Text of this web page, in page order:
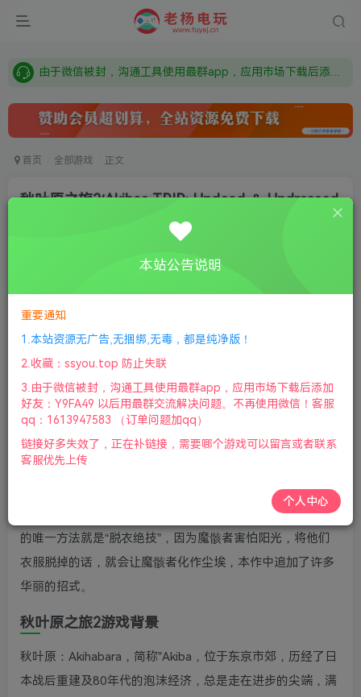
需要什么游戏请联系客服，若链接失效请联系客服，百度网盘边上的激活码也是解压密码
由于微信被封，沟通工具使用最群app，应用市场下载后添加好友：Y9FA49 以后用最群交流解决问题。不再使用微信！
首页 全部游戏 正文
秋叶原之旅2/Akibas TRIP: Undead ＆ Undressed
①下载安装教程 ②下载安装视频教程 ③ 游戏运行
版本：导演剪辑版|容量5GB|官方繁体中文|支持键盘.鼠标.手
柄|+DLCs|2023年08月05号更新
游戏介绍
秋叶原之旅2是一款以写实描写的秋叶原为舞台的动作冒险
游戏，忠实地再现出秋叶原的街景。玩家可以选择一位角色
成为自己助手，和主角一起行动，根据助手选择不同，故事
内容会发生变化，在秋叶原袭击路人的魔骸者，将他们消灭
的唯一方法就是“脱衣绝技”，因为魔骸者害怕阳光，将他们
衣服脱掉的话，就会让魔骸者化作尘埃，本作中追加了许多
华丽的招式。
秋叶原之旅2游戏背景
秋叶原：Akihabara，简称”Akiba，位于东京市郊，历经了日
本战后重建及80年代的泡沫经济，总是走在进步的尖端，满
本站公告说明
重要通知
1.本站资源无广告,无捆绑,无毒，都是纯净版！
2.收藏：ssyou.top 防止失联
3.由于微信被封，沟通工具使用最群app，应用市场下载后添加
好友：Y9FA49 以后用最群交流解决问题。不再使用微信！客服
qq：1613947583 （订单问题加qq）
链接好多失效了，正在补链接，需要哪个游戏可以留言或者联系
客服优先上传
个人中心